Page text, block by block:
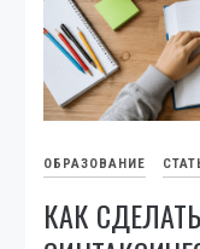
ОБРАЗОВАНИЕ
КАК СДЕЛАТЬ